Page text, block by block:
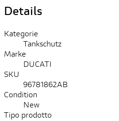
Details
Kategorie
Tankschutz
Marke
DUCATI
SKU
96781862AB
Condition
New
Tipo prodotto